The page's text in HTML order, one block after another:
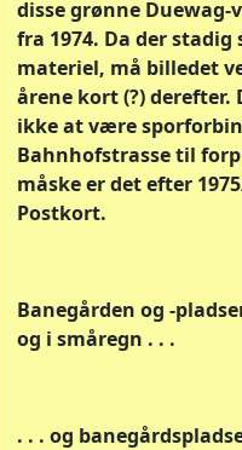
disse grønne Duewag-
fra 1974. Da der stadig
materiel, må billedet
årene kort (?) derefter.
ikke at være
Bahnhofstrasse til
måske er det efter
Postkort.
Banegården og -
og i småregn . . .
. . . og